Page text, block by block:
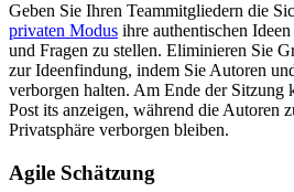
Geben Sie Ihren Teammitgliedern die
privaten Modus ihre authentischen
und Fragen zu stellen. Eliminieren Sie
zur Ideenfindung, indem Sie Autoren
verborgen halten. Am Ende der Sitzung
Post its anzeigen, während die Autoren
Privatsphäre verborgen bleiben.
Agile Schätzung